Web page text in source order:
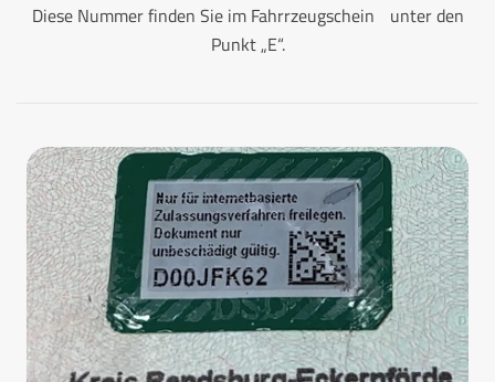
Diese Nummer finden Sie im Fahrrzeugschein unter den
Punkt „E“.